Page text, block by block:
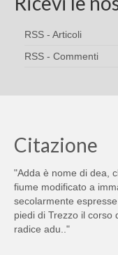
RSS - Articoli
RSS - Commenti
Citazione
"Adda è nome di dea,
fiume modificato a
secolarmente
piedi di Trezzo il corso
radice adu.."